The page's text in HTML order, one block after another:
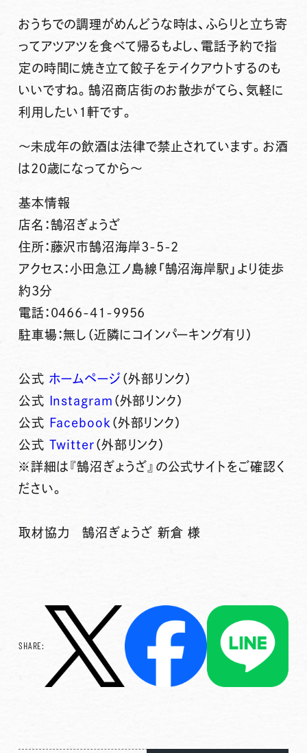
おうちでの調理がめんどうな時は、ふらりと立ち寄
ってアツアツを食べて帰るもよし、電話予約で指
定の時間に焼き立て餃子をテイクアウトするのも
いいですね。鵠沼商店街のお散歩がてら、気軽に
利用したい1軒です。
～未成年の飲酒は法律で禁止されています。お酒
は20歳になってから～
基本情報
店名：鵠沼ぎょうざ
住所：藤沢市鵠沼海岸3-5-2
アクセス：小田急江ノ島線「鵠沼海岸駅」より徒歩
約3分
電話：0466-41-9956
駐車場：無し（近隣にコインパーキング有り）
公式 ホームページ （外部リンク）
公式
Instagram （外部リンク）
公式
Facebook （外部リンク）
公式 Twitter （外部リンク）
※詳細は『鵠沼ぎょうざ』の公式サイトをご確認く
ださい。
取材協力 鵠沼ぎょうざ 新倉 様
SHARE: